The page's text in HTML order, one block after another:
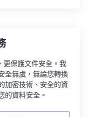
更保護文件安全。我
全無虞，無論您轉換
加密技術、安全的資
的資料安全。